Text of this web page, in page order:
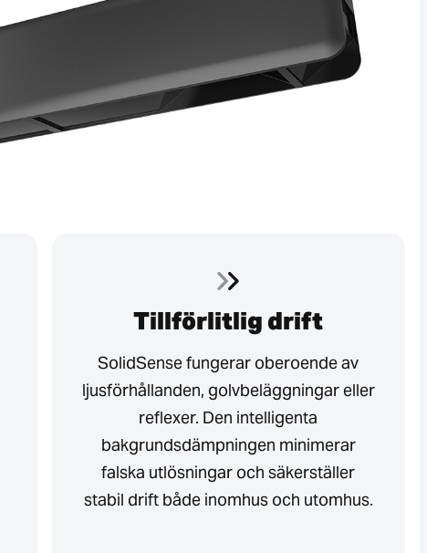
Tillförlitlig drift
SolidSense fungerar oberoende av
ljusförhållanden, golvbeläggningar eller
reflexer. Den intelligenta
bakgrundsdämpningen minimerar
falska utlösningar och säkerställer
stabil drift både inomhus och utomhus.